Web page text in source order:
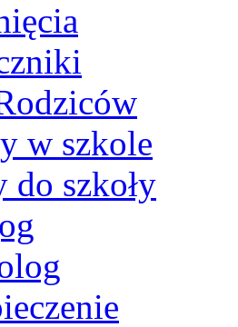
w szkole
do szkoły